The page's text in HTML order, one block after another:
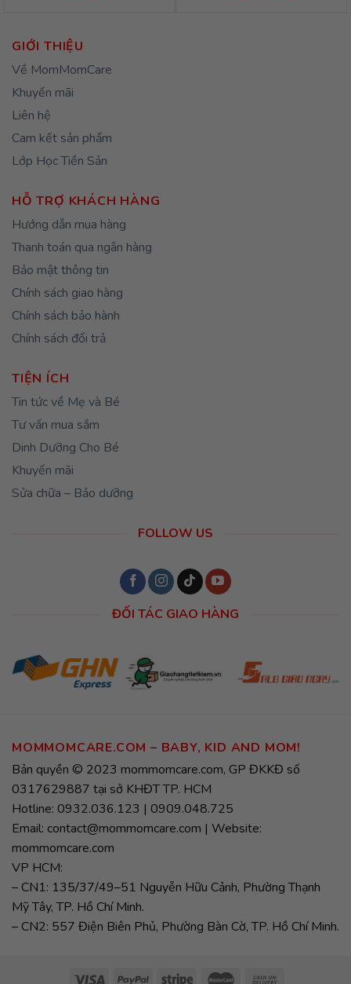
GIỚI THIỆU
Về MomMomCare
Khuyến mãi
Liên hệ
Cam kết sản phẩm
Lớp Học Tiền Sản
HỖ TRỢ KHÁCH HÀNG
Hướng dẫn mua hàng
Thanh toán qua ngân hàng
Bảo mật thông tin
Chính sách giao hàng
Chính sách bảo hành
Chính sách đổi trả
TIỆN ÍCH
Tin tức về Mẹ và Bé
Tư vấn mua sắm
Dinh Dưỡng Cho Bé
Khuyến mãi
Sửa chữa – Bảo dưỡng
FOLLOW US
ĐỐI TÁC GIAO HÀNG
MOMMOMCARE.COM – BABY, KID AND MOM!
Bản quyền © 2023 mommomcare.com, GP ĐKKĐ số
0317629887 tại sở KHĐT TP. HCM
Hotline: 0932.036.123 | 0909.048.725
Email: contact@mommomcare.com | Website:
mommomcare.com
VP HCM:
– CN1: 135/37/49–51 Nguyễn Hữu Cảnh, Phường Thạnh
Mỹ Tây, TP. Hồ Chí Minh.
– CN2: 557 Điện Biên Phủ, Phường Bàn Cờ, TP. Hồ Chí Minh.